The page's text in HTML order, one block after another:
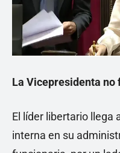
La Vicepresidenta no
El líder libertario llega
interna en su